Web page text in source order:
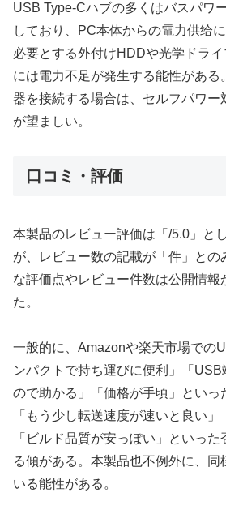
USB Type-Cハブの多くはバスパワ
しており、PC本体からの電力供给
必要とする外付けHDDや光学ドラ
には電力不足が発生する能性がある
器を接続する場合は、セルフパワー
が望ましい。
口コミ・評価
本製品のレビュー評価は「/5.0」と
が、レビュー数の記載が「件」との
な評価点やレビュー件数は公開情報
た。
一般的に、Amazonや楽天市場での
ンパクトで持ち運びに便利」「
ので助かる」「価格が手頃」といっ
「もう少し転送速度が速いと良い」
「ビルド品質が安っぽい」といっ
る傾がある。本製品也不例外に、同
いる能性がある。